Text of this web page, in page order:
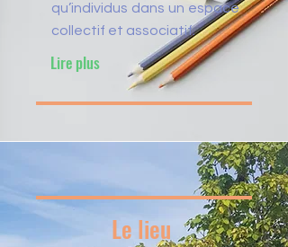
qu’individus dans un espace
collectif et associatif.
Lire plus
Le lieu